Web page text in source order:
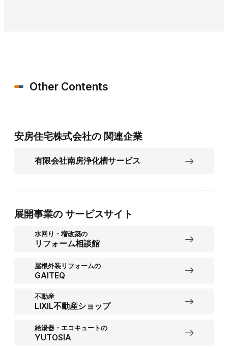
Other Contents
安房住宅株式会社の 関連企業
有限会社南房浄化槽サービス
展開事業の サービスサイト
水回り・増改築の
リフォーム相談館
屋根外装リフォームの
GAITEQ
不動産
LIXIL不動産ショップ
給湯器・エコキュートの
YUTOSIA